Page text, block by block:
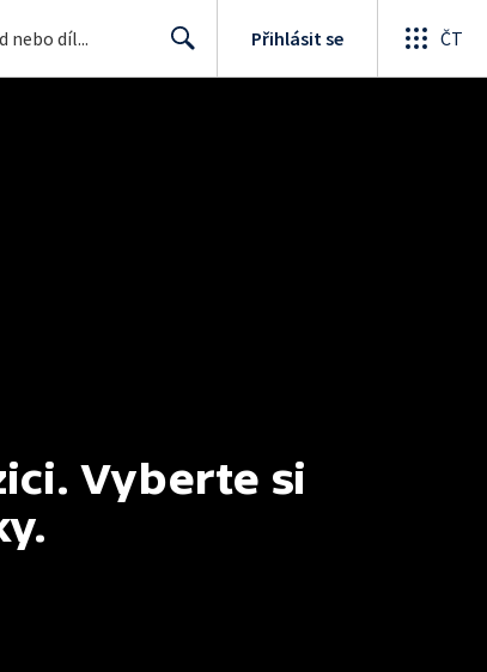
Přihlásit se ČT
Vyberte si